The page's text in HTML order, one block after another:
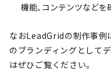
機能、コンテンツなどを
なおLeadGridの制作事例
のブランディングとして
はぜひご覧ください。